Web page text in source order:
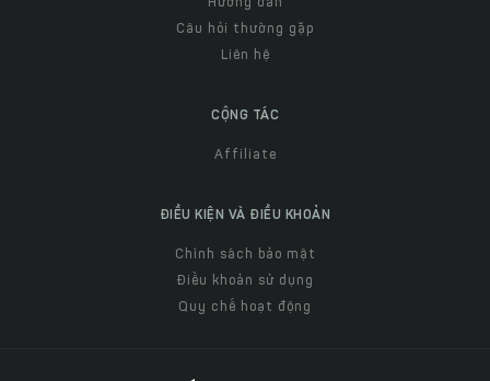
Hướng dẫn
Câu hỏi thường gặp
Liên hệ
CỘNG TÁC
Affiliate
ĐIỀU KIỆN VÀ ĐIỀU KHOẢN
Chính sách bảo mật
Điều khoản sử dụng
Quy chế hoạt động